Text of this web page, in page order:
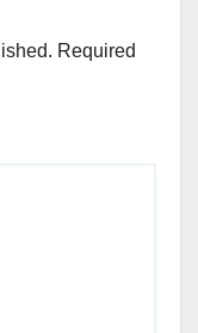
Required